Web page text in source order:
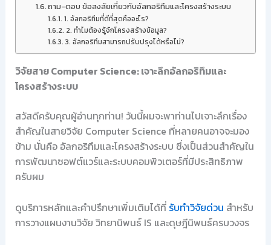
ถาม-ตอบ ข้อสงสัยเกี่ยวกับอัลกอริทึมและโครงสร้างระบบ
1. อัลกอริทึมที่ดีที่สุดคืออะไร?
2. ทำไมต้องรู้จักโครงสร้างข้อมูล?
3. อัลกอริทึมสามารถปรับปรุงได้หรือไม่?
วิจัยสาย Computer Science: เจาะลึกอัลกอริทึมและ
โครงสร้างระบบ
สวัสดีครับคุณผู้อ่านทุกท่าน! วันนี้ผมจะพาท่านไปเจาะลึกเรื่อง
สำคัญในสายวิจัย Computer Science ที่หลายคนอาจจะมอง
ข้าม นั่นคือ อัลกอริทึมและโครงสร้างระบบ ซึ่งเป็นส่วนสำคัญใน
การพัฒนาซอฟต์แวร์และระบบคอมพิวเตอร์ที่มีประสิทธิภาพ
ครับผม
ดูบริการหลักและคำปรึกษาเพิ่มเติมได้ที่ รับทำวิจัยด่วน สำหรับ
การวางแผนงานวิจัย วิทยานิพนธ์ IS และดุษฎีนิพนธ์ครบวงจร